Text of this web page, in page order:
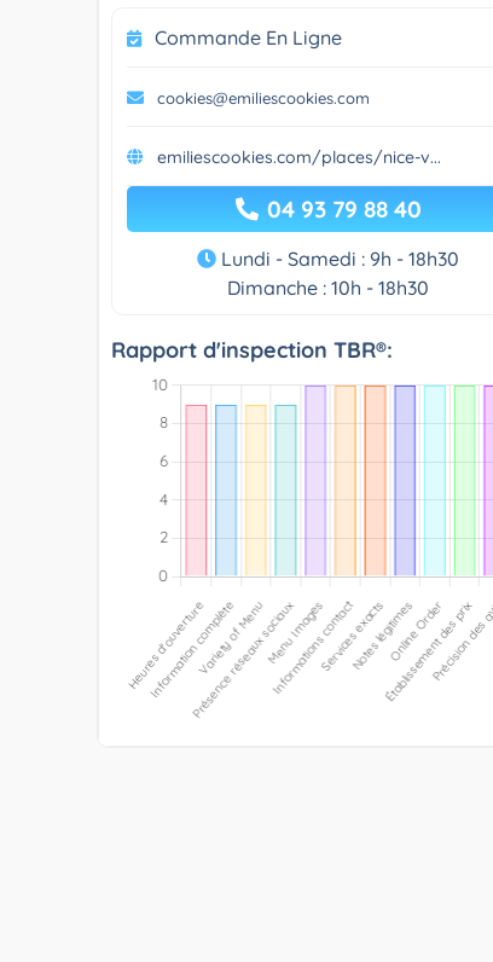
Commande En Ligne
cookies@emiliescookies.com
emiliescookies.com/places/nice-v...
04 93 79 88 40
Lundi - Samedi : 9h - 18h30
Dimanche : 10h - 18h30
Rapport d'inspection TBR®: